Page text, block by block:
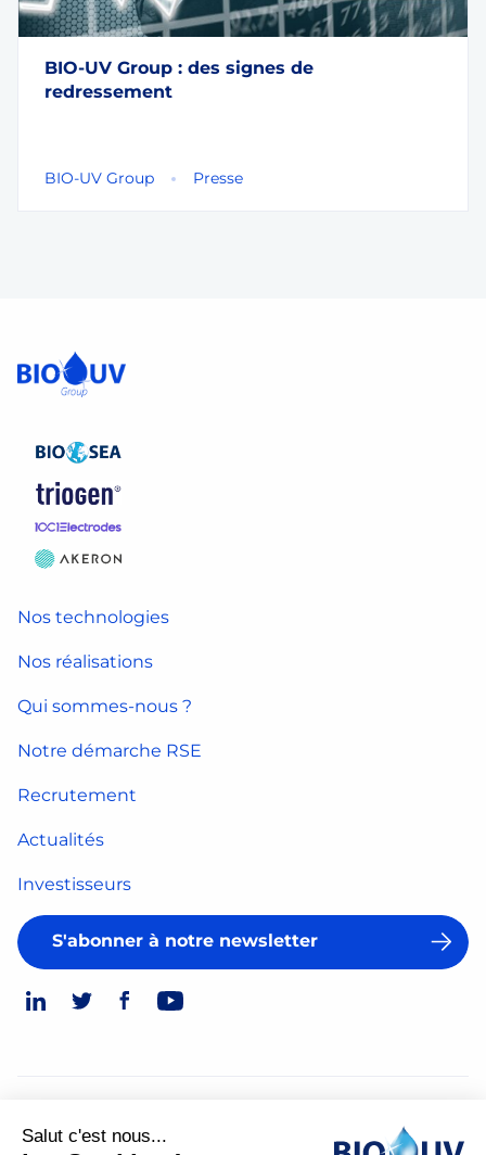
BIO-UV Group : des signes de
redressement
BIO-UV Group Presse
Nos technologies
Nos réalisations
Qui sommes-nous ?
Notre démarche RSE
Recrutement
Actualités
Investisseurs
S'abonner à notre newsletter
Salut c'est nous...